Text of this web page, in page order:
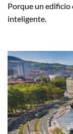
Porque un edificio
inteligente.